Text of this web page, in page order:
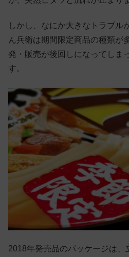
しかし、なにか大きなトラブル
ん兵衛は期間限定商品の種類が
発・販売が後回しになってしま
す。
2018年発売品のパッケージは、